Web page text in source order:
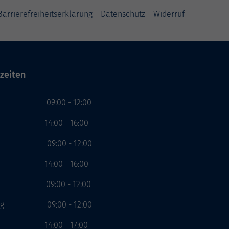
Datenschutz Widerruf
09:00 - 12:00
- 16:00
09:00 - 12:00
- 16:00
09:00 - 12:00
09:00 - 12:00
- 17:00